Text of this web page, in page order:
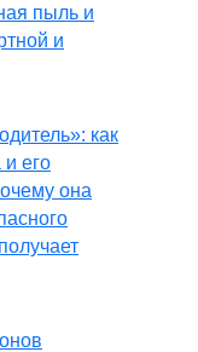
пыль и
и
как
и его
она